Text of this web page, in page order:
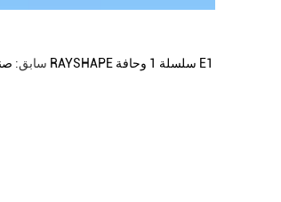
سابق:
صناعات كيستون ورايشابي تعلن عن شراكة ، والتحقق من صحة راتنجات الطباعة ثلاثية الأبعاد على شكل RAYSHAPE سلسلة 1 وحافة E1